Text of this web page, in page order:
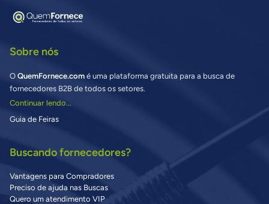
Sobre nós
O QuemFornece.com é uma plataforma gratuita para a busca de
fornecedores B2B de todos os setores.
Continuar lendo...
Guia de Feiras
Buscando fornecedores?
Vantagens para Compradores
Preciso de ajuda nas Buscas
Quero um atendimento VIP